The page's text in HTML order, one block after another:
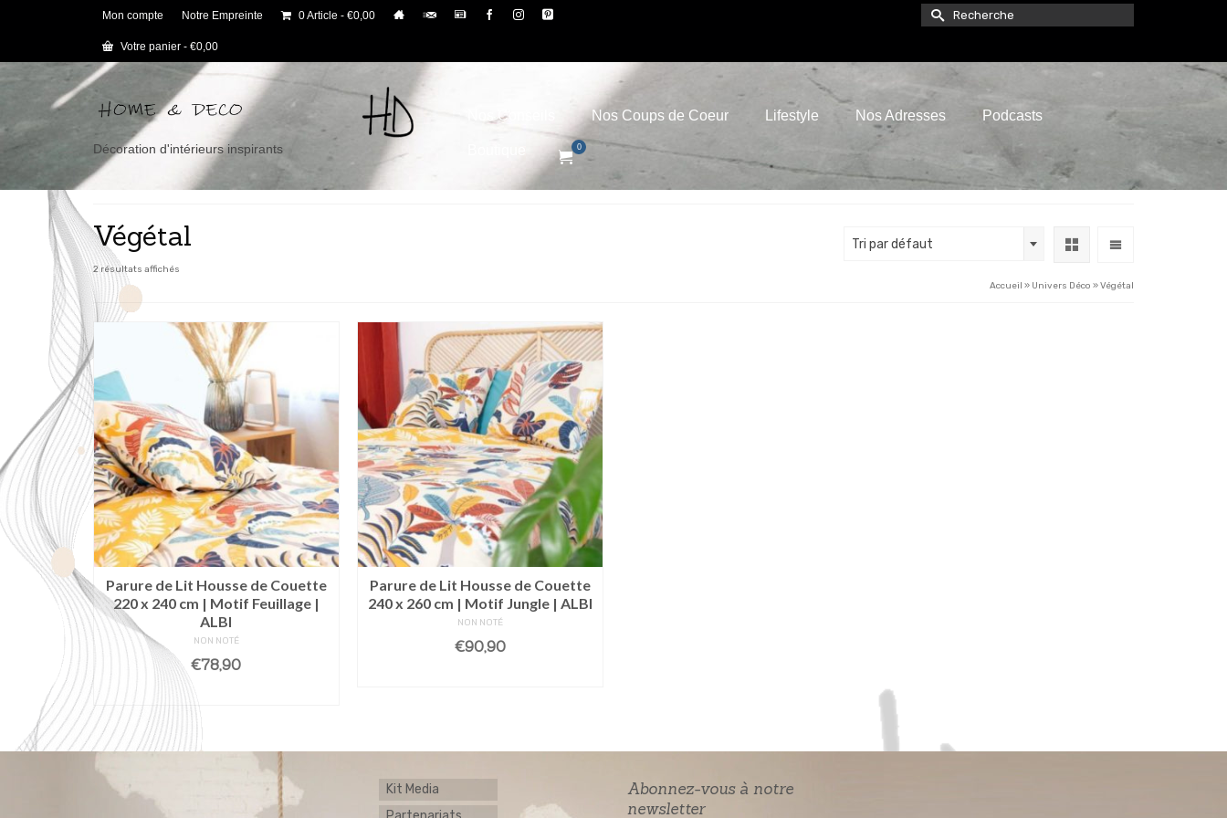
Mon compte Notre Empreinte 0 Article €0,00
Votre panier - €0,00
Rechercher :
Décoration d'intérieurs inspirants
Nos Conseils Nos Coups de Coeur Lifestyle Nos Adresses Podcasts
0
Végétal
2 résultats affichés
Tri par défaut
Accueil » Univers Déco »Végétal
Parure de Lit Housse de Couette
220 x 240 cm | Motif Feuillage |
ALBI
NON NOTÉ
€78,90
LIRE LA SUITE
Parure de Lit Housse de Couette
240 x 260 cm | Motif Jungle | ALBI
NON NOTÉ
€90,90
Kit Media
Abonnez-vous à notre
newsletter